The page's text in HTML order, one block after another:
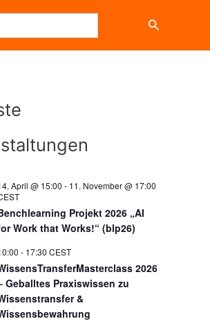
Suchen
April @ 15:00 - 11. November @ 17:00
Projekt 2026 „AI
Work that Works!“ (blp26)
- 17:30 CEST
2026
Geballtes Praxiswissen zu
&